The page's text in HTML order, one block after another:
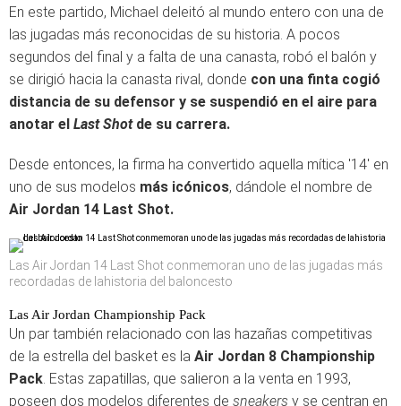
En este partido, Michael deleitó al mundo entero con una de
las jugadas más reconocidas de su historia. A pocos
segundos del final y a falta de una canasta, robó el balón y
se dirigió hacia la canasta rival, donde con una finta cogió
distancia de su defensor y se suspendió en el aire para
anotar el Last Shotde su carrera.
Desde entonces, la firma ha convertido aquella mítica '14' en
uno de sus modelos más icónicos, dándole el nombre de
Air Jordan 14 Last Shot.
Las Air Jordan 14 Last Shot conmemoran uno de las jugadas más
recordadas de lahistoria del baloncesto
Las Air Jordan Championship Pack
Un par también relacionado con las hazañas competitivas
de la estrella del basket es la Air Jordan 8 Championship
Pack. Estas zapatillas, que salieron a la venta en 1993,
poseen dos modelos diferentes de sneakers y se centran en